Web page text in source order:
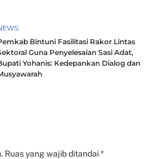
Bintuni Fasilitasi Rakor Lintas
Guna Penyelesaian Sasi Adat,
Yohanis: Kedepankan Dialog dan
Ruas yang wajib ditandai*